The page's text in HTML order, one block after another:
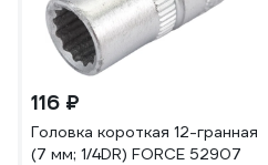
116 ₽
Головка короткая 12-гранная
(7 мм; 1/4DR) FORCE 52907